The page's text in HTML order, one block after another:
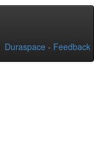
Duraspace - Feedback